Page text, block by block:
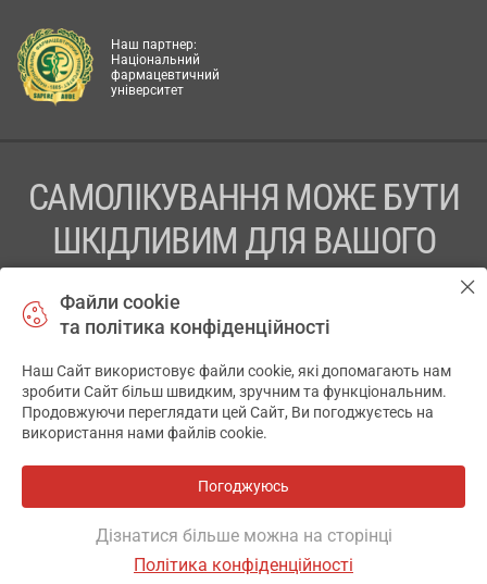
Наш партнер:
Національний
фармацевтичний
університет
САМОЛІКУВАННЯ МОЖЕ БУТИ
ШКІДЛИВИМ ДЛЯ ВАШОГО
ПЕРЕД ЗАСТОСУВАННЯМ ПРЕПАРАТУ ПРОКОНСУЛЬТУЙТЕСЬ
ТОВ «АПТЕКА 911.ЮА» Код ЄДРПОУ 43631965.
Відмова від відповідальності
© 2014-2026. Медична інформаційна система АПТЕКА911.ЮА
Файли cookie
та політика конфіденційності
Наш Сайт використовує файли cookie, які допомагають нам
зробити Сайт більш швидким, зручним та функціональним.
Продовжуючи переглядати цей Сайт, Ви погоджуєтесь на
використання нами файлів cookie.
Погоджуюсь
Дізнатися більше можна на сторінці
Політика конфіденційності
✕